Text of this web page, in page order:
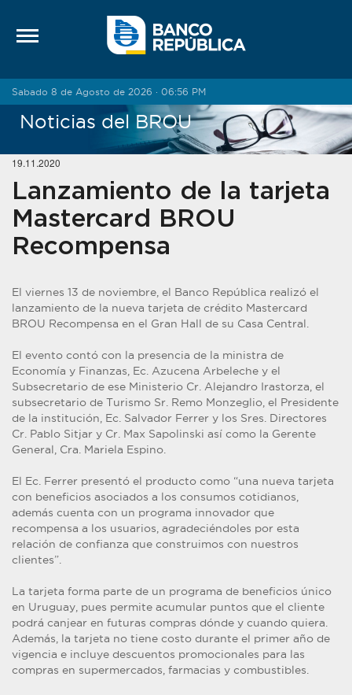
Sabado 8 de Agosto de 2026 · 06:56 PM
Noticias del BROU
19.11.2020
Lanzamiento de la tarjeta
Mastercard BROU
Recompensa
El viernes 13 de noviembre, el Banco República realizó el
lanzamiento de la nueva tarjeta de crédito Mastercard
BROU Recompensa en el Gran Hall de su Casa Central.
El evento contó con la presencia de la ministra de
Economía y Finanzas, Ec. Azucena Arbeleche y el
Subsecretario de ese Ministerio Cr. Alejandro Irastorza, el
subsecretario de Turismo Sr. Remo Monzeglio, el Presidente
de la institución, Ec. Salvador Ferrer y los Sres. Directores
Cr. Pablo Sitjar y Cr. Max Sapolinski así como la Gerente
General, Cra. Mariela Espino.
El Ec. Ferrer presentó el producto como “una nueva tarjeta
con beneficios asociados a los consumos cotidianos,
además cuenta con un programa innovador que
recompensa a los usuarios, agradeciéndoles por esta
relación de confianza que construimos con nuestros
clientes”.
La tarjeta forma parte de un programa de beneficios único
en Uruguay, pues permite acumular puntos que el cliente
podrá canjear en futuras compras dónde y cuando quiera.
Además, la tarjeta no tiene costo durante el primer año de
vigencia e incluye descuentos promocionales para las
compras en supermercados, farmacias y combustibles.